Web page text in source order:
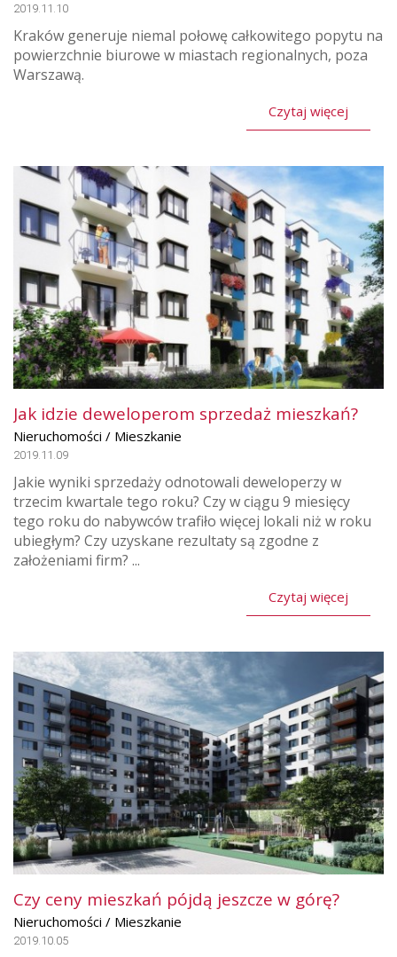
2019.11.10
Kraków generuje niemal połowę całkowitego popytu na
powierzchnie biurowe w miastach regionalnych, poza
Warszawą.
Czytaj więcej
Jak idzie deweloperom sprzedaż mieszkań?
Nieruchomości / Mieszkanie
2019.11.09
Jakie wyniki sprzedaży odnotowali deweloperzy w
trzecim kwartale tego roku? Czy w ciągu 9 miesięcy
tego roku do nabywców trafiło więcej lokali niż w roku
ubiegłym? Czy uzyskane rezultaty są zgodne z
założeniami firm? ...
Czytaj więcej
Czy ceny mieszkań pójdą jeszcze w górę?
Nieruchomości / Mieszkanie
2019.10.05